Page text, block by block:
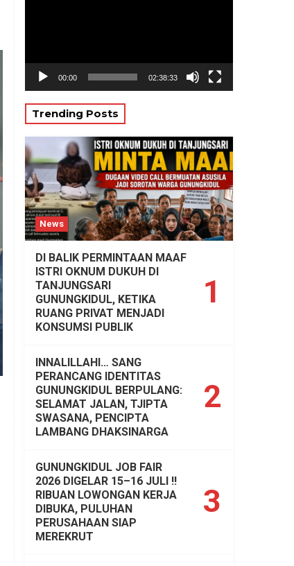
00:00 02:38:33
Trending Posts
News
1
DI BALIK PERMINTAAN MAAF
ISTRI OKNUM DUKUH DI
TANJUNGSARI
GUNUNGKIDUL, KETIKA
RUANG PRIVAT MENJADI
KONSUMSI PUBLIK
2
INNALILLAHI… SANG
PERANCANG IDENTITAS
GUNUNGKIDUL BERPULANG:
SELAMAT JALAN, TJIPTA
SWASANA, PENCIPTA
LAMBANG DHAKSINARGA
3
GUNUNGKIDUL JOB FAIR
2026 DIGELAR 15–16 JULI !!
RIBUAN LOWONGAN KERJA
DIBUKA, PULUHAN
PERUSAHAAN SIAP
MEREKRUT